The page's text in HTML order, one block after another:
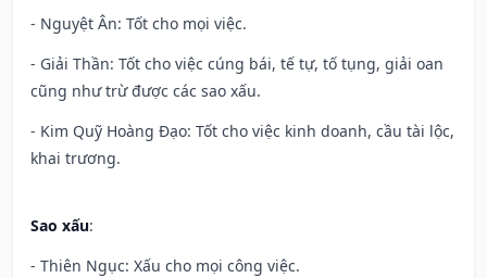
- Nguyệt Ân: Tốt cho mọi việc.
- Giải Thần: Tốt cho việc cúng bái, tế tự, tố tụng, giải oan
cũng như trừ được các sao xấu.
- Kim Quỹ Hoàng Đạo: Tốt cho việc kinh doanh, cầu tài lộc,
khai trương.
Sao xấu:
- Thiên Ngục: Xấu cho mọi công việc.